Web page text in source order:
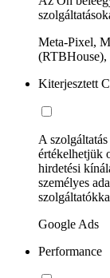
Meta-Pixel,
(RTBHouse),
Kiterjesztett
A
értékelhetjük
hirdetési
személyes
Google Ads
Performance